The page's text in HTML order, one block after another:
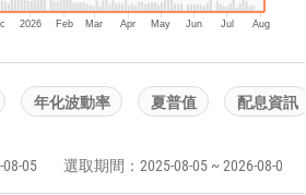
2026 Feb Mar Apr May Jun Jul Aug
年化波動率 夏普值 配息資訊
05 選取期間：2025-08-05 ~ 2026-08-05